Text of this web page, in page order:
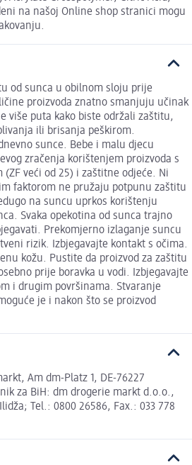
na našoj Online shop stranici mogu
od sunca u obilnom sloju prije
proizvoda znatno smanjuju učinak
više puta kako biste održali zaštitu,
ili brisanja peškirom.
sunce. Bebe i malu djecu
zračenja korištenjem proizvoda s
veći od 25) i zaštitne odjeće. Ni
faktorom ne pružaju potpunu zaštitu
na suncu uprkos korištenju
Svaka opekotina od sunca trajno
Prekomjerno izlaganje suncu
rizik. Izbjegavajte kontakt s očima.
kožu. Pustite da proizvod za zaštitu
prije boravka u vodi. Izbjegavajte
i drugim površinama. Stvaranje
je i nakon što se proizvod
Am dm-Platz 1, DE-76227
za BiH: dm drogerie markt d.o.o.,
Tel.: 0800 26586, Fax.: 033 778